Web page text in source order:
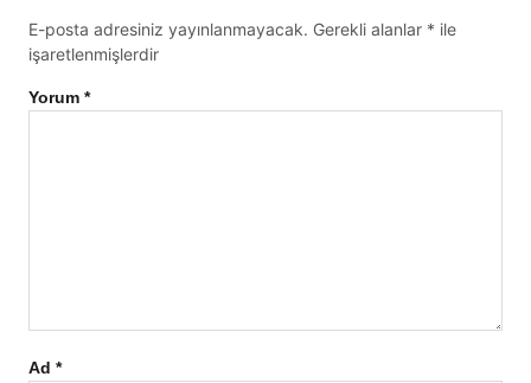
E-posta adresiniz yayınlanmayacak. Gerekli alanlar * ile
işaretlenmişlerdir
Yorum *
Ad *